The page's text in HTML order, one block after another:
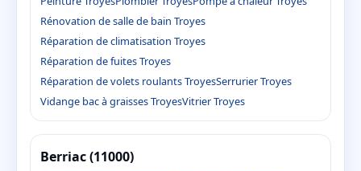
Rénovation de salle de bain Troyes
Réparation de climatisation Troyes
Réparation de fuites Troyes
Réparation de volets roulants TroyesSerrurier Troyes
Vidange bac à graisses TroyesVitrier Troyes
Berriac (11000)